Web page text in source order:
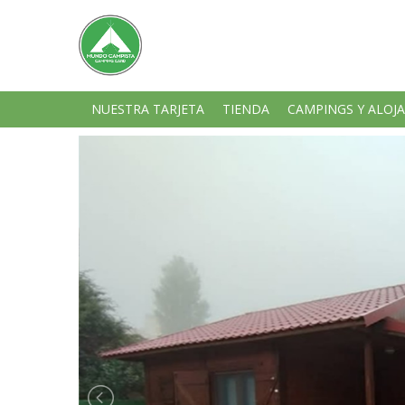
NUESTRA TARJETA TIENDA CAMPINGS Y